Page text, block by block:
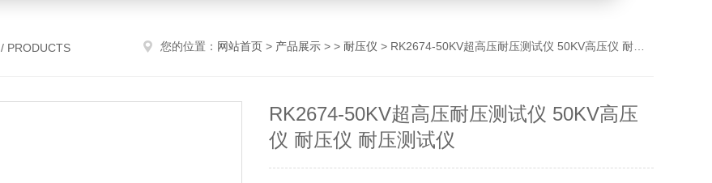
/ PRODUCTS 您的位置： 网站首页 > 产品展示 > > 耐压仪 > RK2674-50KV超高压耐压测试仪 50KV高压仪 耐压仪 耐压测试仪
RK2674-50KV超高压耐压测试仪 50KV高压
仪 耐压仪 耐压测试仪